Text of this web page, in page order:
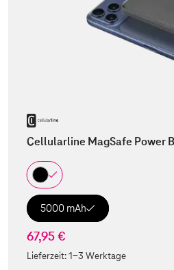
Cellularline MagSafe Power
5000 mAh
67,95 €
Lieferzeit:1-3 Werktage